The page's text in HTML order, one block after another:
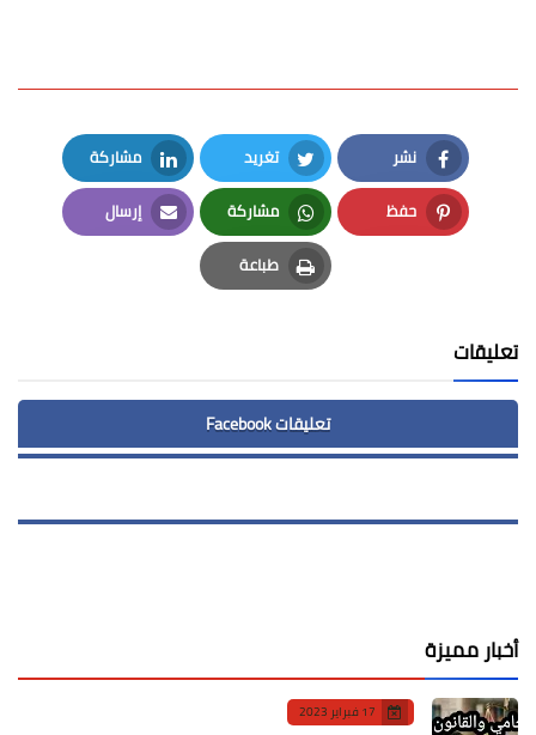
نشر
Facebook
تغريد
Twitter
مشاركة
LinkedIn
حفظ
Pinterest
مشاركة
Whatsapp
إرسال
Email
طباعة
Print
تعليقات
تعليقات Facebook
أخبار مميزة
17 فبراير 2023